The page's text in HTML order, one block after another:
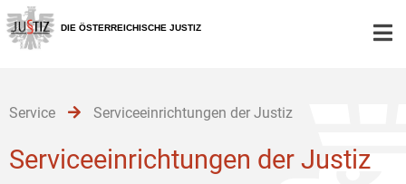
Zur
Hauptnavigation
[1]
Zum
Inhalt
[2]
Zum
Untermenü
[3]
DIE ÖSTERREICHISCHE JUSTIZ
Service Serviceeinrichtungen der Justiz
Serviceeinrichtungen der Justiz